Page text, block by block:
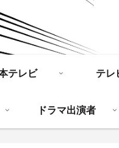
テレビ テレ
ドラマ出演者